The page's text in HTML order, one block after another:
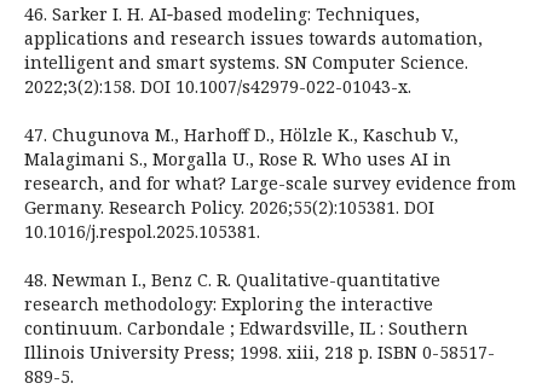
46. Sarker I. H. AI‑based modeling: Techniques,
applications and research issues towards automation,
intelligent and smart systems. SN Computer Science.
2022;3(2):158. DOI 10.1007/s42979-022-01043-x.
47. Chugunova M., Harhoff D., Hölzle K., Kaschub V.,
Malagimani S., Morgalla U., Rose R. Who uses AI in
research, and for what? Large-scale survey evidence from
Germany. Research Policy. 2026;55(2):105381. DOI
10.1016/j.respol.2025.105381.
48. Newman I., Benz C. R. Qualitative-quantitative
research methodology: Exploring the interactive
continuum. Carbondale ; Edwardsville, IL : Southern
Illinois University Press; 1998. xiii, 218 p. ISBN 0-58517-
889-5.